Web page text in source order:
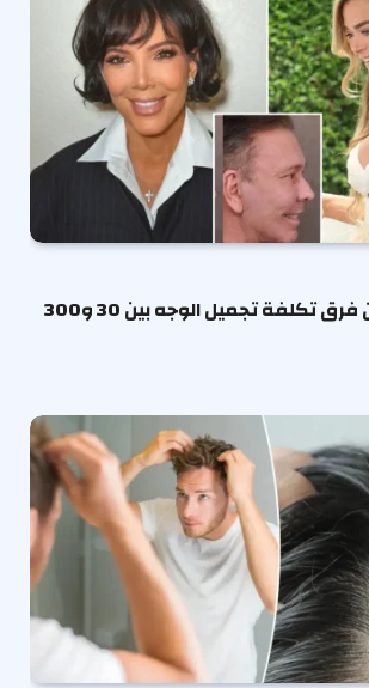
جراحون يكشفون فرق تكلفة تجميل الوجه بين 30 و300